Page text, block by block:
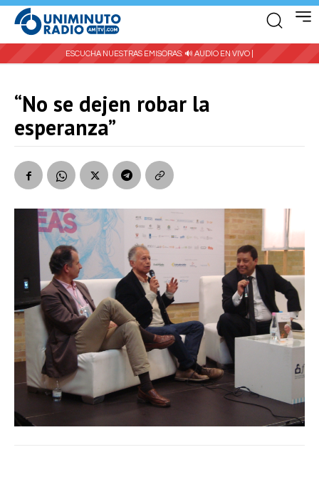
ESCUCHA NUESTRAS EMISORAS: 🔊 AUDIO EN VIVO |
“No se dejen robar la
esperanza”